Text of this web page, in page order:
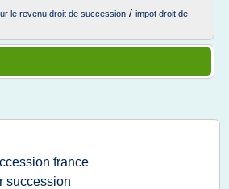
le revenu droit de succession / impot droit de
france
succession